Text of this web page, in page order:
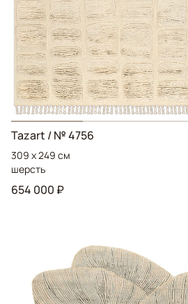
Tazart / № 4756
309 x 249 см
шерсть
654 000 ₽